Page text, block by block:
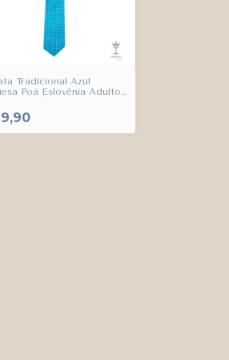
Tradicional Azul
Poá Eslovênia Adulto